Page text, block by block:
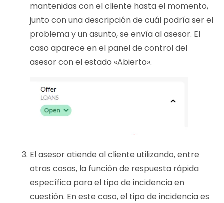
mantenidas con el cliente hasta el momento,
junto con una descripción de cuál podría ser el
problema y un asunto, se envía al asesor. El
caso aparece en el panel de control del
asesor con el estado «Abierto».
El asesor atiende al cliente utilizando, entre
otras cosas, la función de respuesta rápida
específica para el tipo de incidencia en
cuestión. En este caso, el tipo de incidencia es